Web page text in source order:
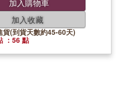
加入購物車
加入收藏
貨(到貨天數約45-60天)
：56 點